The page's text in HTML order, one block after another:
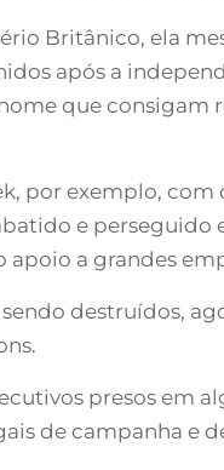
Britânico, ela
após a
que consigam
por exemplo, com
e
a grandes
destruídos,
presos em
de campanha e